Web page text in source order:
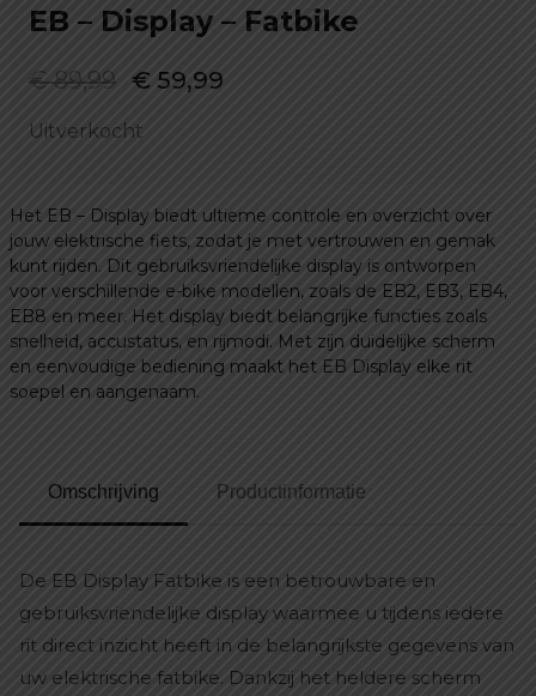
EB – Display – Fatbike
€89,99 Oorspronkelijke
€ 59,99
Uitverkocht
Het EB – Display biedt ultieme controle en overzicht over
jouw elektrische fiets, zodat je met vertrouwen en gemak
kunt rijden. Dit gebruiksvriendelijke display is ontworpen
voor verschillende e-bike modellen, zoals de EB2, EB3, EB4,
EB8 en meer. Het display biedt belangrijke functies zoals
snelheid, accustatus, en rijmodi. Met zijn duidelijke scherm
en eenvoudige bediening maakt het EB Display elke rit
soepel en aangenaam.
Omschrijving Productinformatie
De EB Display Fatbike is een betrouwbare en
gebruiksvriendelijke display waarmee u tijdens iedere
rit direct inzicht heeft in de belangrijkste gegevens van
uw elektrische fatbike. Dankzij het heldere scherm